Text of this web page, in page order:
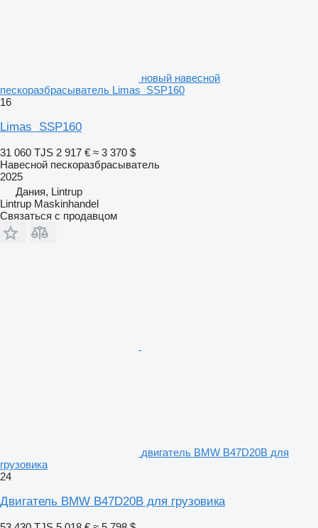
новый навесной
пескоразбрасыватель Limas SSP160
16
Limas SSP160
31 060 TJS 2 917 € ≈ 3 370 $
Навесной пескоразбрасыватель
2025
Дания, Lintrup
Lintrup Maskinhandel
Связаться с продавцом
двигатель BMW B47D20B для
грузовика
24
Двигатель BMW B47D20B для грузовика